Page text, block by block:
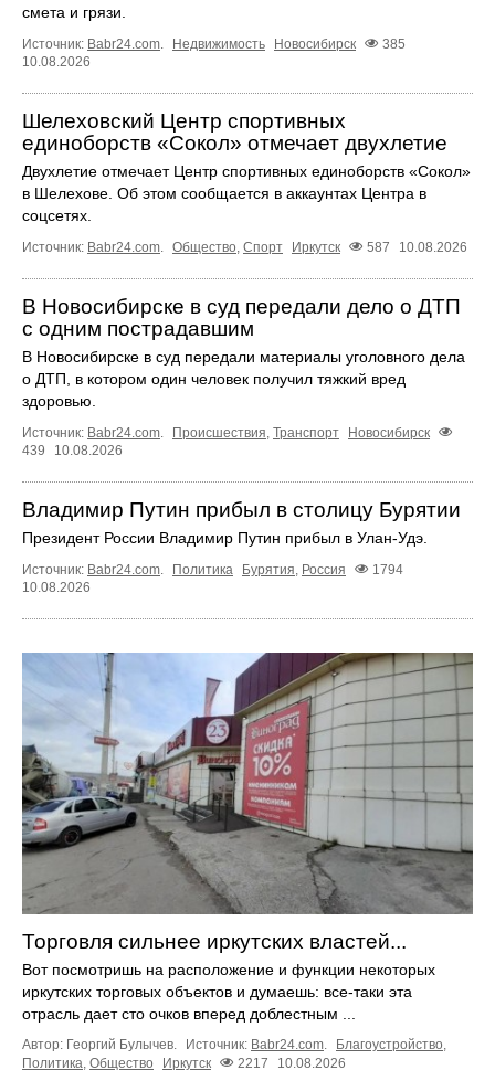
смета и грязи.
Источник: Babr24.com Недвижимость Новосибирск
385
10.08.2026
Шелеховский Центр спортивных
единоборств «Сокол» отмечает двухлетие
Двухлетие отмечает Центр спортивных единоборств «Сокол»
в Шелехове. Об этом сообщается в аккаунтах Центра в
соцсетях.
Источник: Babr24.com. Общество, Спорт Иркутск 587 10.08.2026
В Новосибирске в суд передали дело о ДТП
с одним пострадавшим
В Новосибирске в суд передали материалы уголовного дела
о ДТП, в котором один человек получил тяжкий вред
здоровью.
Источник: Babr24.com. Происшествия, Транспорт
Новосибирск
439
10.08.2026
Владимир Путин прибыл в столицу Бурятии
Президент России Владимир Путин прибыл в Улан-Удэ.
Источник: Babr24.com. Политика Бурятия, Россия
1794
10.08.2026
Торговля сильнее иркутских властей...
Вот посмотришь на расположение и функции некоторых
иркутских торговых объектов и думаешь: все-таки эта
отрасль дает сто очков вперед доблестным ...
Автор: Георгий Булычев. Источник: Babr24.com Благоустройство
Политика, Общество Иркутск 2217 10.08.2026